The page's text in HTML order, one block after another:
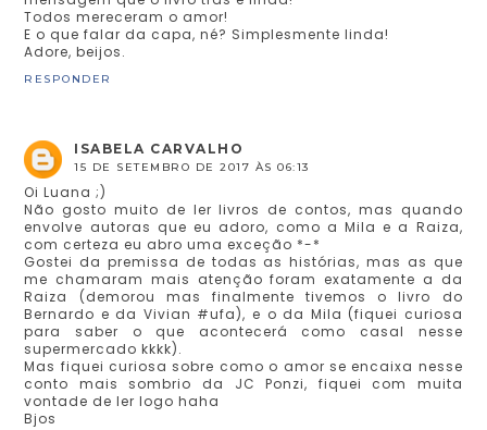
Todos mereceram o amor!
E o que falar da capa, né? Simplesmente linda!
Adore, beijos.
RESPONDER
ISABELA CARVALHO
15 DE SETEMBRO DE 2017 ÀS 06:13
Oi Luana ;)
Não gosto muito de ler livros de contos, mas quando
envolve autoras que eu adoro, como a Mila e a Raiza,
com certeza eu abro uma exceção *-*
Gostei da premissa de todas as histórias, mas as que
me chamaram mais atenção foram exatamente a da
Raiza (demorou mas finalmente tivemos o livro do
Bernardo e da Vivian #ufa), e o da Mila (fiquei curiosa
para saber o que acontecerá como casal nesse
supermercado kkkk).
Mas fiquei curiosa sobre como o amor se encaixa nesse
conto mais sombrio da JC Ponzi, fiquei com muita
vontade de ler logo haha
Bjos